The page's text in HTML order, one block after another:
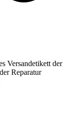
Versandetikett der
Reparatur